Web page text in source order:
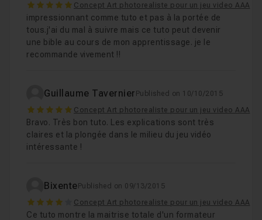
5 Concept Art photorealiste pour un jeu video AAA
impressionnant comme tuto et pas à la portée de
tous.j'ai du mal à suivre mais ce tuto peut devenir
une bible au cours de mon apprentissage. je le
recommande vivement !!
Guillaume Tavernier Published on 10/10/2015
5 Concept Art photorealiste pour un jeu video AAA
Bravo. Très bon tuto. Les explications sont très
claires et la plongée dans le milieu du jeu vidéo
intéressante !
Bixente Published on 09/13/2015
4 Concept Art photorealiste pour un jeu video AAA
Ce tuto montre la maitrise totale d'un formateur